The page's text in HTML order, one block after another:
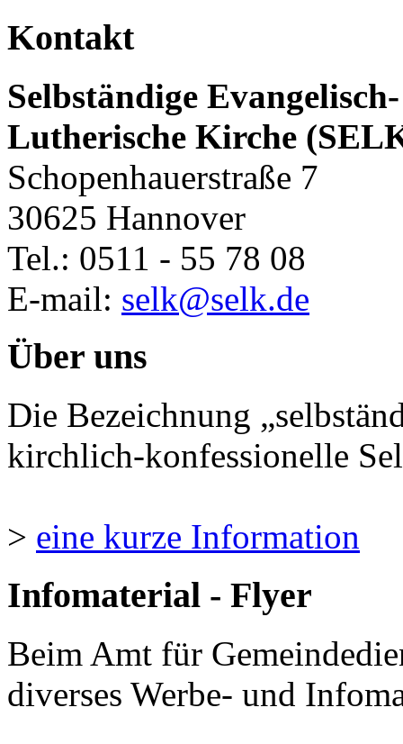
Kontakt
Selbständige Evangelisch-
Lutherische Kirche
Schopenhauerstraße 7
30625 Hannover
Tel.: 0511 - 55 78 08
E-mail: selk@selk.de
Über uns
Die Bezeichnung
kirchlich-konfessionelle
> eine kurze Information
Infomaterial - Flyer
Beim Amt für
diverses Werbe- und